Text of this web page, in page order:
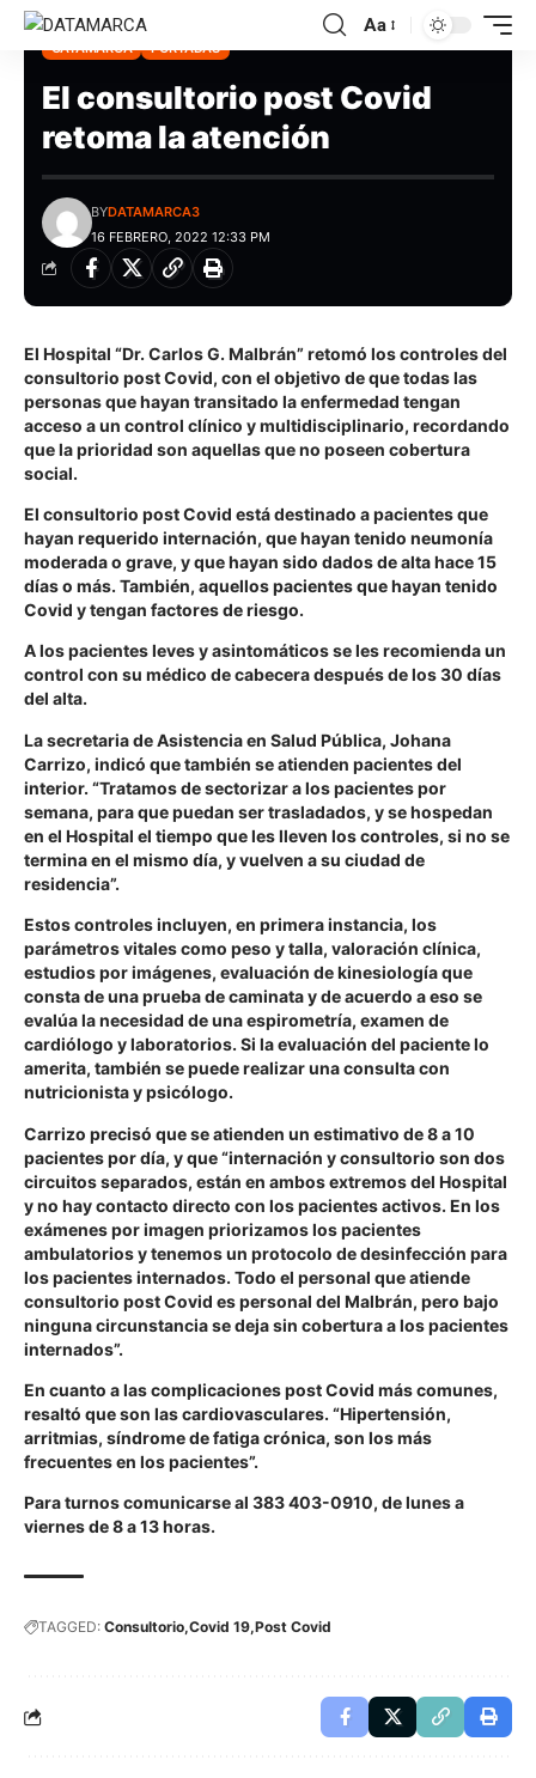
Aa
CATAMARCA PORTADAS
El consultorio post Covid
retoma la atención
16 FEBRERO, 2022 12:33 PM
BYDATAMARCA3
El Hospital “Dr. Carlos G. Malbrán” retomó los controles del
consultorio post Covid, con el objetivo de que todas las
personas que hayan transitado la enfermedad tengan
acceso a un control clínico y multidisciplinario, recordando
que la prioridad son aquellas que no poseen cobertura
social.
El consultorio post Covid está destinado a pacientes que
hayan requerido internación, que hayan tenido neumonía
moderada o grave, y que hayan sido dados de alta hace 15
días o más. También, aquellos pacientes que hayan tenido
Covid y tengan factores de riesgo.
A los pacientes leves y asintomáticos se les recomienda un
control con su médico de cabecera después de los 30 días
del alta.
La secretaria de Asistencia en Salud Pública, Johana
Carrizo, indicó que también se atienden pacientes del
interior. “Tratamos de sectorizar a los pacientes por
semana, para que puedan ser trasladados, y se hospedan
en el Hospital el tiempo que les lleven los controles, si no se
termina en el mismo día, y vuelven a su ciudad de
residencia”.
Estos controles incluyen, en primera instancia, los
parámetros vitales como peso y talla, valoración clínica,
estudios por imágenes, evaluación de kinesiología que
consta de una prueba de caminata y de acuerdo a eso se
evalúa la necesidad de una espirometría, examen de
cardiólogo y laboratorios. Si la evaluación del paciente lo
amerita, también se puede realizar una consulta con
nutricionista y psicólogo.
Carrizo precisó que se atienden un estimativo de 8 a 10
pacientes por día, y que “internación y consultorio son dos
circuitos separados, están en ambos extremos del Hospital
y no hay contacto directo con los pacientes activos. En los
exámenes por imagen priorizamos los pacientes
ambulatorios y tenemos un protocolo de desinfección para
los pacientes internados. Todo el personal que atiende
consultorio post Covid es personal del Malbrán, pero bajo
ninguna circunstancia se deja sin cobertura a los pacientes
internados”.
En cuanto a las complicaciones post Covid más comunes,
resaltó que son las cardiovasculares. “Hipertensión,
arritmias, síndrome de fatiga crónica, son los más
frecuentes en los pacientes”.
Para turnos comunicarse al 383 403-0910, de lunes a
viernes de 8 a 13 horas.
TAGGED: Consultorio Covid 19 Post Covid